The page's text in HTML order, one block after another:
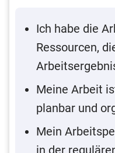
Ich habe die
Ressourcen,
Meine Arbeit
planbar und
Mein
in der